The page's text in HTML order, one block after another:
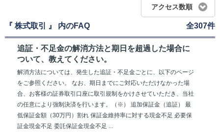
アクセス数順
『 株式取引 』 内のFAQ 全307件
追証・不足金の解消方法と期日を超過した場合に
ついて、教えてください。
解消方法については、発生した追証・不足金ごとに、以下のページ
をご参照ください。 なお、期日までにご対応いただけなかった場
合、お客様の証券取引口座に取引規制をかけさせていただき、当社
の任意により強制決済を行います。（※） 追加保証金（追証） 最
低保証金額（30万円）割れ 保証金維持率に対する現金不足 必要保
証金現金不足 委託保証金現金不足 ...